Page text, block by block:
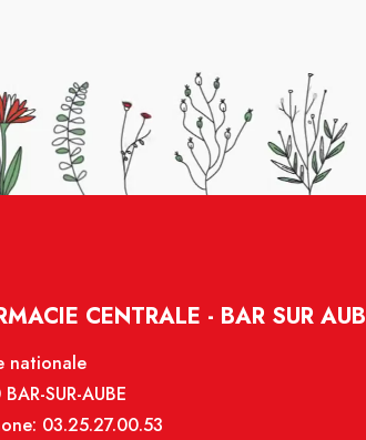
CENTRALE - BAR SUR
nationale
SUR-AUBE
03.25.27.00.53